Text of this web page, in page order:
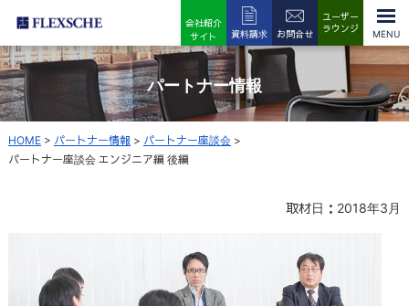
会社紹介
サイト
資料請求 お問合せ
ユーザー
ラウンジ
パートナー情報
HOME> パートナー情報> パートナー座談会>
パートナー座談会 エンジニア編 後編
取材日：2018年3月